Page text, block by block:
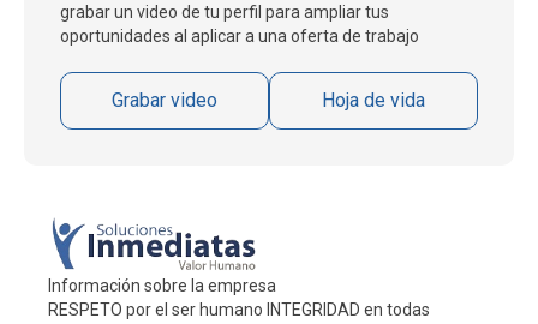
grabar un video de tu perfil para ampliar tus
oportunidades al aplicar a una oferta de trabajo
Grabar video Hoja de vida
Información sobre la empresa
RESPETO por el ser humano INTEGRIDAD en todas